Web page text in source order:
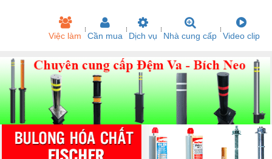
Việc làm Cần mua Dịch vụ Nhà cung cấp Video clip